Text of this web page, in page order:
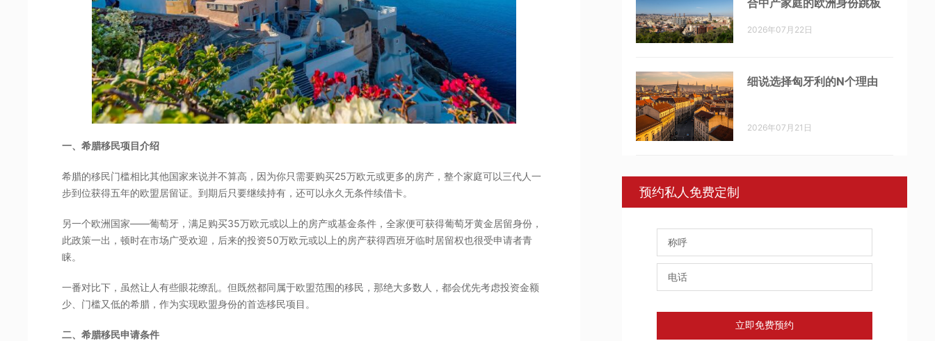
一、希腊移民项目介绍
希腊的移民门槛相比其他国家来说并不算高，因为你只需要购买25万欧元或更多的房产，整个家庭可以三代人一
步到位获得五年的欧盟居留证。到期后只要继续持有，还可以永久无条件续借卡。
另一个欧洲国家——葡萄牙，满足购买35万欧元或以上的房产或基金条件，全家便可获得葡萄牙黄金居留身份，
此政策一出，顿时在市场广受欢迎，后来的投资50万欧元或以上的房产获得西班牙临时居留权也很受申请者青
睐。
一番对比下，虽然让人有些眼花缭乱。但既然都同属于欧盟范围的移民，那绝大多数人，都会优先考虑投资金额
少、门槛又低的希腊，作为实现欧盟身份的首选移民项目。
二、希腊移民申请条件
合中产家庭的欧洲身份跳板
2026年07月22日
细说选择匈牙利的N个理由
2026年07月21日
预约私人免费定制
立即免费预约